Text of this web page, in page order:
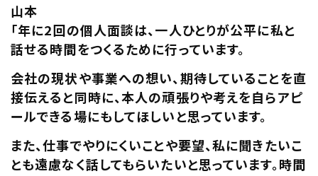
山本
「年に2回の個人面談は、一人ひとりが公平に私と
話せる時間をつくるために行っています。
会社の現状や事業への想い、期待していることを直
接伝えると同時に、本人の頑張りや考えを自らアピ
ールできる場にもしてほしいと思っています。
また、仕事でやりにくいことや要望、私に聞きたいこ
とも遠慮なく話してもらいたいと思っています。時間